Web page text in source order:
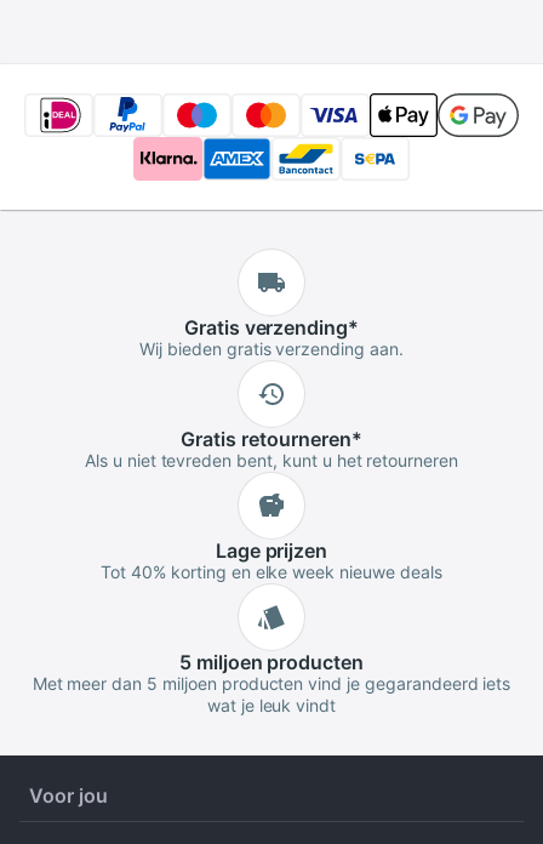
Gratis verzending*
Wij bieden gratis verzending aan.
Gratis retourneren*
Als u niet tevreden bent, kunt u het retourneren
Lageprijzen
Tot 40% korting en elke week nieuwe deals
5 miljoen producten
Met meer dan 5 miljoen producten vind je gegarandeerd iets
wat je leuk vindt
Voor jou